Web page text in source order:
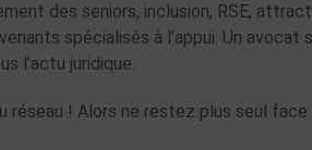
des seniors, inclusion, RSE,
spécialisés à l’appui. Un avocat
l’actu juridique.
réseau ! Alors ne restez plus seul face